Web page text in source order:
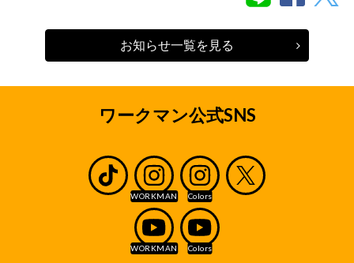
お知らせ一覧を見る
ワークマン公式SNS